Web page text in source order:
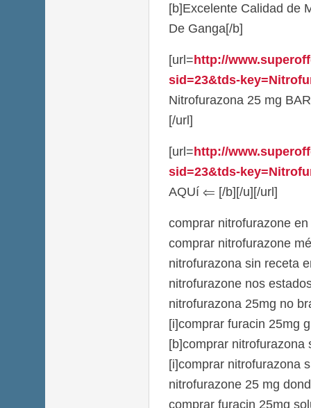
[b]Excelente Calidad de
De Ganga[/b]
[url=http://
sid=23&tds-
Nitrofurazona 25 mg
[/url]
[url=http://
sid=23&tds-
AQUí ⇐ [/b][/u][/url]
comprar nitrofurazone
comprar nitrofurazone
nitrofurazona sin receta
nitrofurazone nos
nitrofurazona 25mg no
[i]comprar furacin 25mg
[b]comprar nitrofurazona
[i]comprar nitrofurazona
nitrofurazone 25 mg
comprar furacin 25mg